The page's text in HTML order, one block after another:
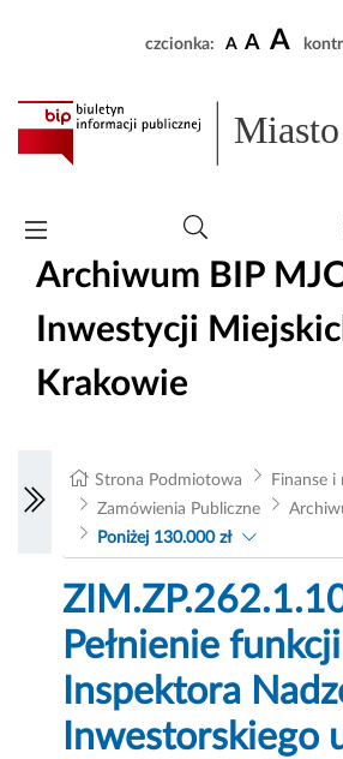
czcionka: A A A
Archiwum BIP
Inwestycji
Krakowie
Strona Podmiotowa
Finanse i
Zamówienia Publiczne
Poniżej 130.000 zł
Pełnienie funkcji
Inspektora
Inwestorskiego